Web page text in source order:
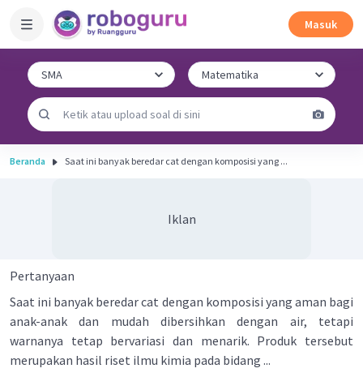
Masuk
Beranda Saat ini banyak beredar cat dengan komposisi yang ...
Iklan
Pertanyaan
Saat ini banyak beredar cat dengan komposisi yang aman bagi
anak-anak dan mudah dibersihkan dengan air, tetapi
warnanya tetap bervariasi dan menarik. Produk tersebut
merupakan hasil riset ilmu kimia pada bidang ...